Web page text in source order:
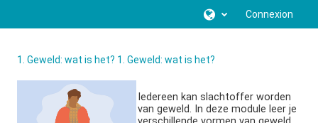
Connexion
1. Geweld: wat is het? 1. Geweld: wat is het?
Iedereen kan slachtoffer worden
van geweld. In deze module leer je